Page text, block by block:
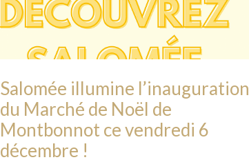
Salomée illumine l’inauguration
du Marché de Noël de
Montbonnot ce vendredi 6
décembre !